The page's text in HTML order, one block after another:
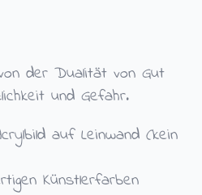
der Dualität von Gut
und Gefahr.
auf Leinwand (kein
Künstlerfarben